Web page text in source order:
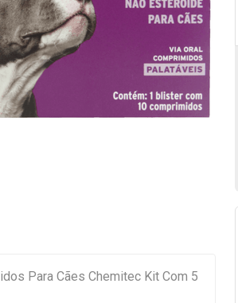
Para Cães Chemitec Kit Com 5